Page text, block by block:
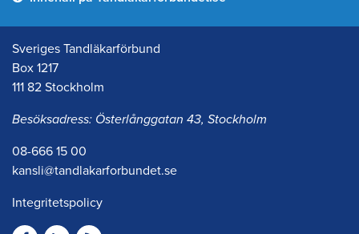
Sveriges Tandläkarförbund
Box 1217
111 82 Stockholm
Besöksadress: Österlånggatan 43, Stockholm
08-666 15 00
kansli@tandlakarforbundet.se
Integritetspolicy